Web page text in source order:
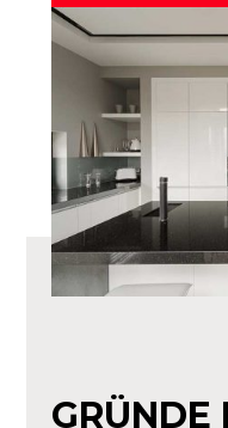
GRÜNDE